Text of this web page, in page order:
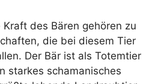
des Bären gehören zu
die bei diesem Tier
Der Bär ist als Totemtier
starkes schamanisches